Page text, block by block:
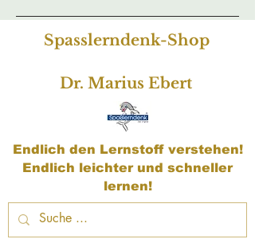
Spasslerndenk-Shop
Dr. Marius Ebert
Endlich den Lernstoff verstehen!
Endlich leichter und schneller
lernen!